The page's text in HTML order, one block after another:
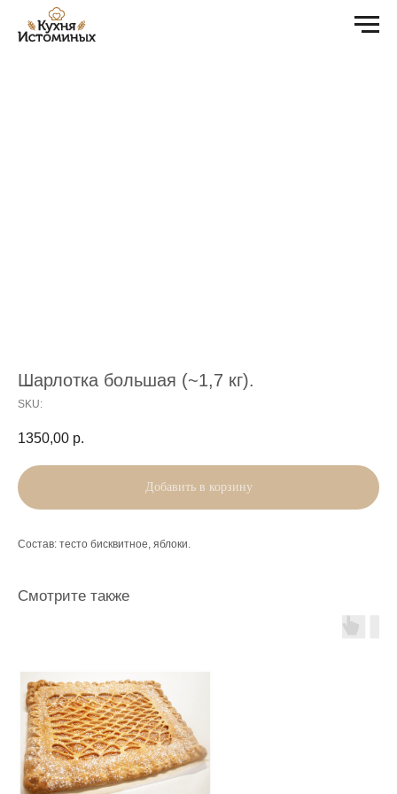
Шарлотка большая (~1,7 кг).
SKU:
1350,00 р.
Добавить в корзину
Состав: тесто бисквитное, яблоки.
Смотрите также